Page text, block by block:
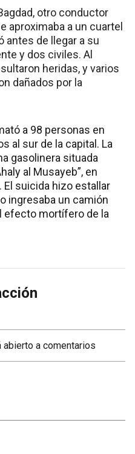
otro conductor
aproximaba a un cuartel
antes de llegar a su
y dos civiles. Al
heridas, y varios
dañados por la
a 98 personas en
al sur de la capital. La
gasolinera situada
al Musayeb”, en
El suicida hizo estallar
ingresaba un camión
efecto mortífero de la
a comentarios